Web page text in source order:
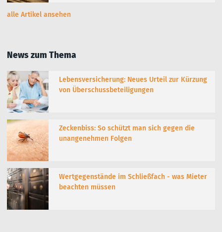
alle Artikel ansehen
News zum Thema
Lebensversicherung: Neues Urteil zur Kürzung
von Überschussbeteiligungen
Zeckenbiss: So schützt man sich gegen die
unangenehmen Folgen
Wertgegenstände im Schließfach - was Mieter
beachten müssen